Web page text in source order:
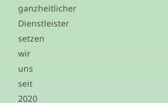
ganzheitlicher
Dienstleister
setzen
wir
uns
seit
2020